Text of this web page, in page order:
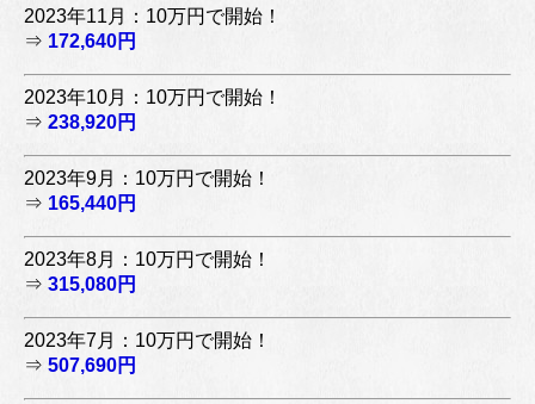
2023年11月：10万円で開始！
⇒ 172,640円
2023年10月：10万円で開始！
⇒ 238,920円
2023年9月：10万円で開始！
⇒ 165,440円
2023年8月：10万円で開始！
⇒ 315,080円
2023年7月：10万円で開始！
⇒ 507,690円